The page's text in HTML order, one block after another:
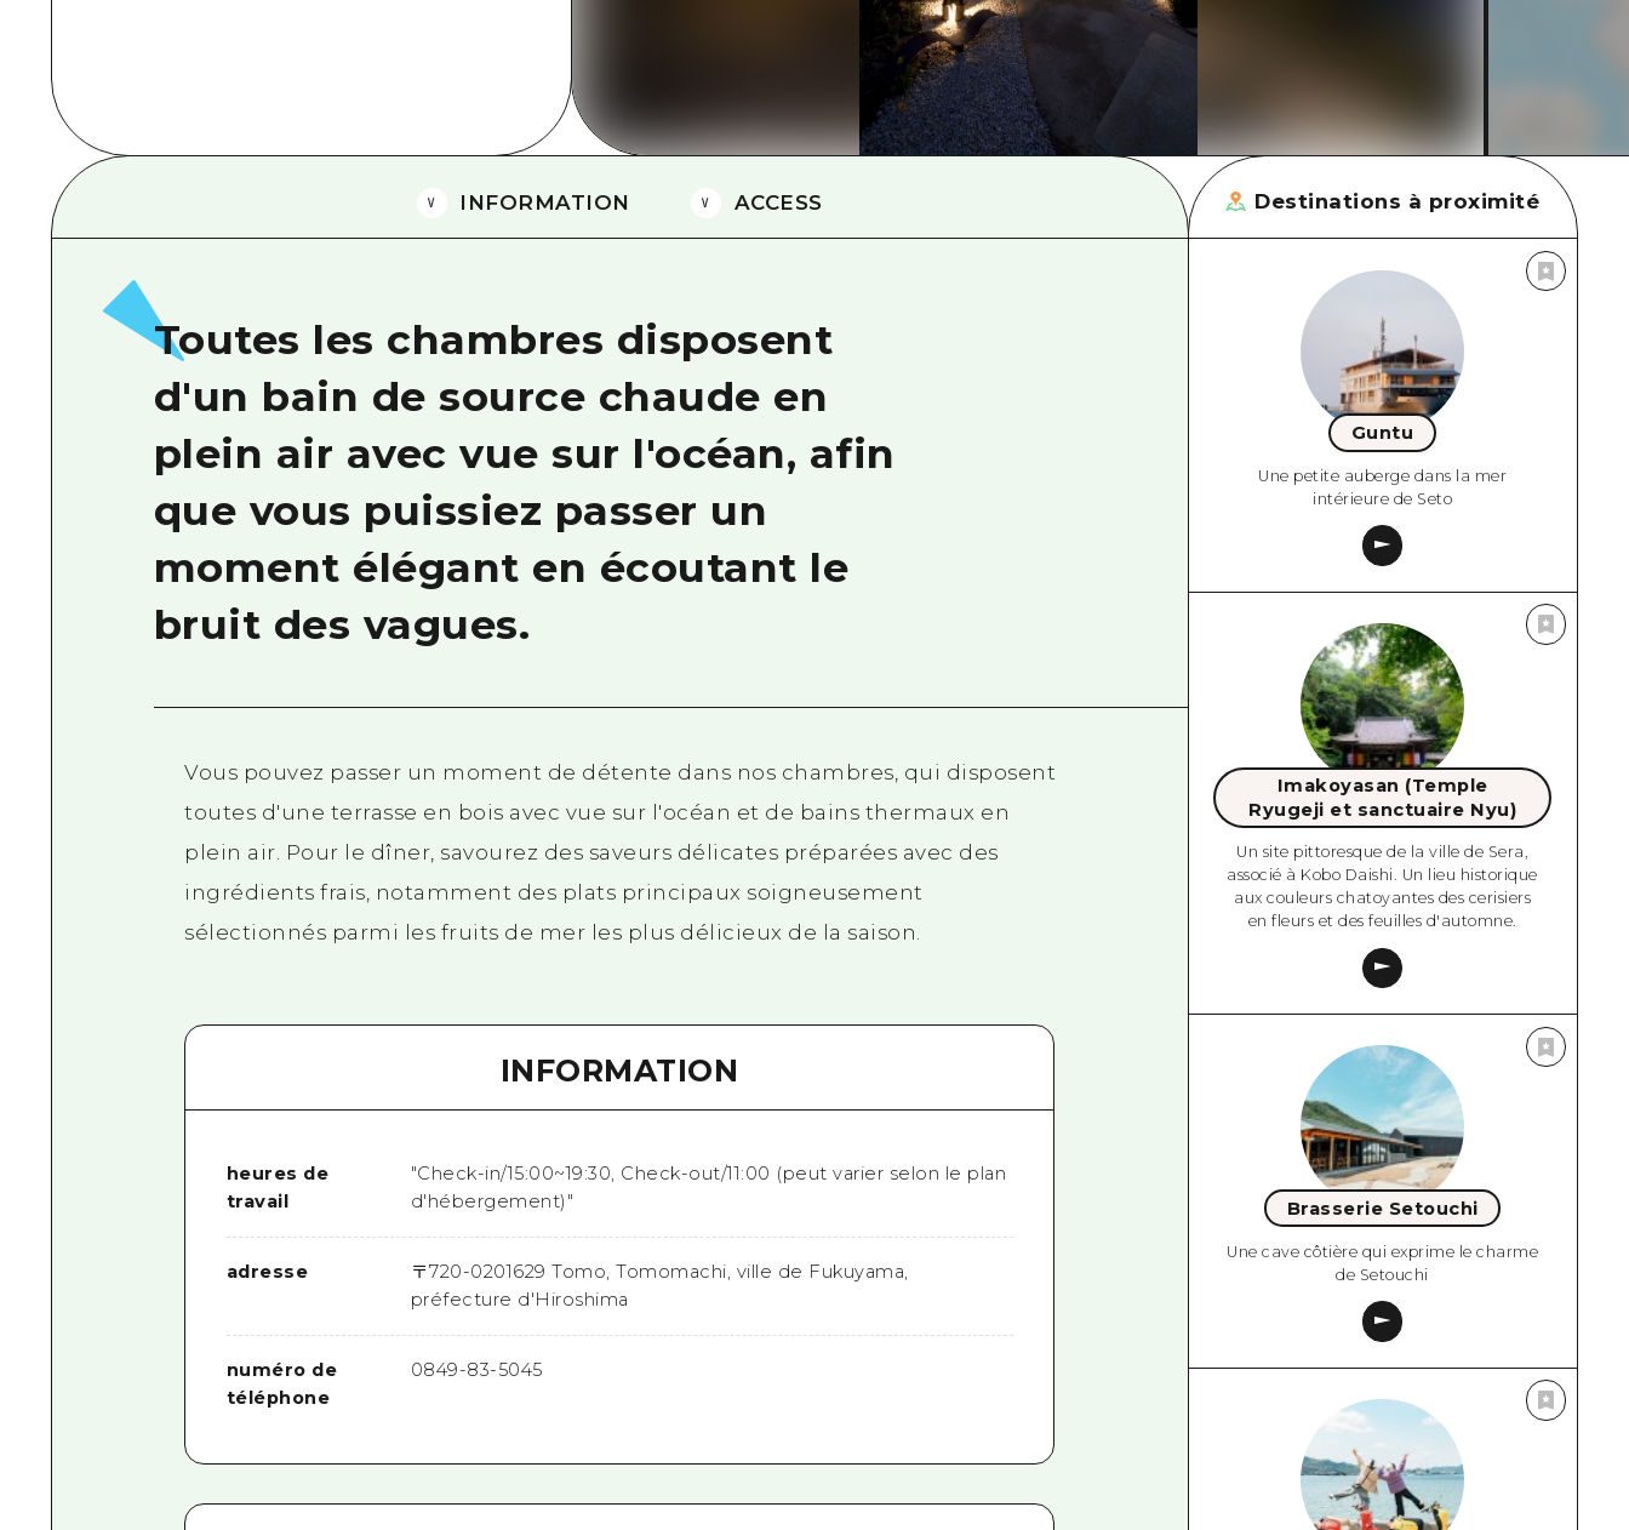
Est de Yamaguchi
Ehime
Shimane
INFORMATION ACCESS
Toutes les chambres disposent
d'un bain de source chaude en
plein air avec vue sur l'océan, afin
que vous puissiez passer un
moment élégant en écoutant le
bruit des vagues.
Vous pouvez passer un moment de détente dans nos chambres, qui disposent
toutes d'une terrasse en bois avec vue sur l'océan et de bains thermaux en
plein air. Pour le dîner, savourez des saveurs délicates préparées avec des
ingrédients frais, notamment des plats principaux soigneusement
sélectionnés parmi les fruits de mer les plus délicieux de la saison.
INFORMATION
heures de
travail
"Check-in/15:00~19:30, Check-out/11:00 (peut varier selon le plan
d'hébergement)"
adresse 〒720-0201629 Tomo, Tomomachi, ville de Fukuyama,
préfecture d'Hiroshima
numéro de
téléphone
0849-83-5045
Destinations à proximité
Guntu
Une petite auberge dans la mer
intérieure de Seto
Imakoyasan (Temple
Ryugeji et sanctuaire Nyu)
Un site pittoresque de la ville de Sera,
associé à Kobo Daishi. Un lieu historique
aux couleurs chatoyantes des cerisiers
en fleurs et des feuilles d'automne.
Brasserie Setouchi
Une cave côtière qui exprime le charme
de Setouchi